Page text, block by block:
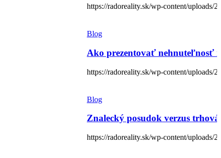
https://radoreality.sk/wp-content/uploads/
Blog
Ako prezentovať nehnuteľnosť
https://radoreality.sk/wp-content/uploads/
Blog
Znalecký posudok verzus
https://radoreality.sk/wp-content/uploads/